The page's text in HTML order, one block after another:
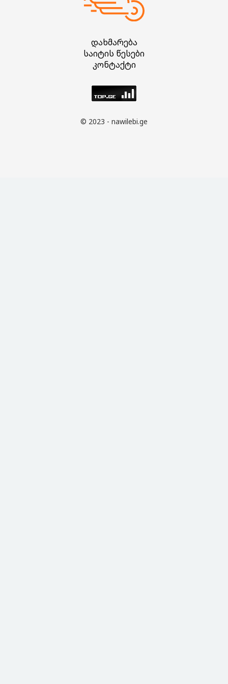
დახმარება
საიტის წესები
კონტაქტი
© 2023 - nawilebi.ge